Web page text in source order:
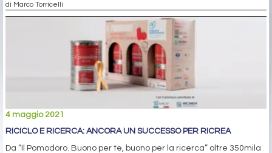
di Marco Torricelli
4 maggio 2021
RICICLO E RICERCA: ANCORA UN SUCCESSO PER RICREA
Da “Il Pomodoro. Buono per te, buono per la ricerca” oltre 350mila